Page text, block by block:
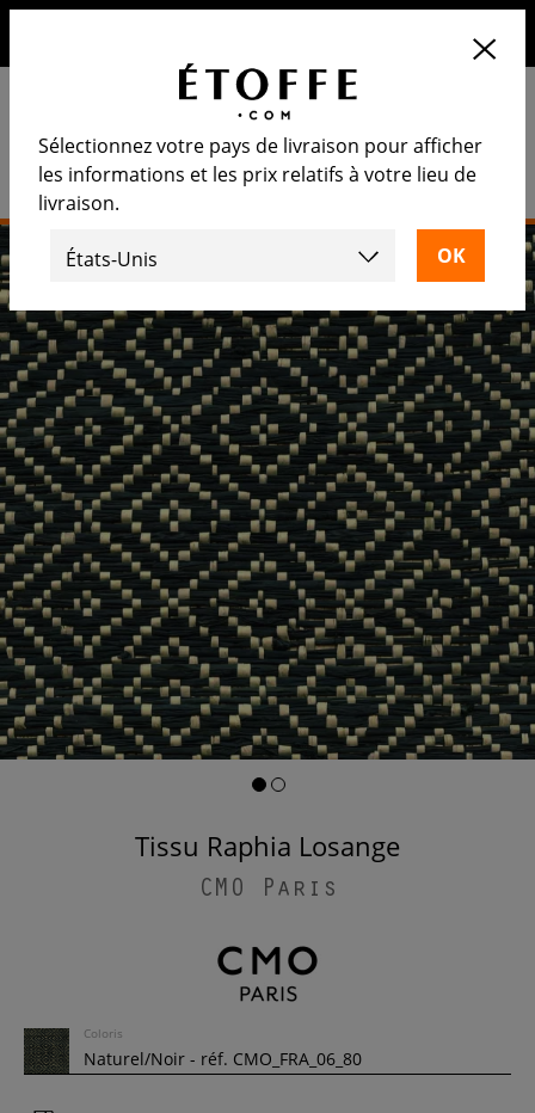
Tissu Raphia Losange
CMO Paris
Coloris
Sélectionnez votre pays de livraison pour afficher
les informations et les prix relatifs à votre lieu de
livraison.